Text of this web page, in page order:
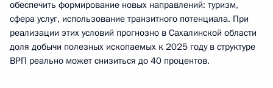
обеспечить формирование новых направлений: туризм,
сфера услуг, использование транзитного потенциала. При
реализации этих условий прогнозно в Сахалинской области
доля добычи полезных ископаемых к 2025 году в структуре
ВРП реально может снизиться до 40 процентов.